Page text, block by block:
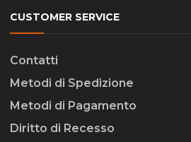
CUSTOMER SERVICE
Contatti
Metodi di Spedizione
Metodi di Pagamento
Diritto di Recesso